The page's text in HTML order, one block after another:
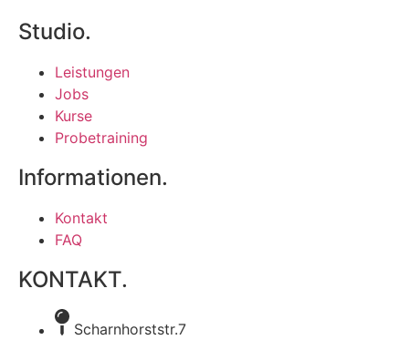
Studio.
Leistungen
Jobs
Kurse
Probetraining
Informationen.
Kontakt
FAQ
KONTAKT.
Scharnhorststr.7